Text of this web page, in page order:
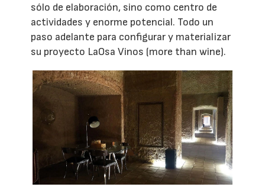
sólo de elaboración, sino como centro de
actividades y enorme potencial. Todo un
paso adelante para configurar y materializar
su proyecto LaOsa Vinos (more than wine).